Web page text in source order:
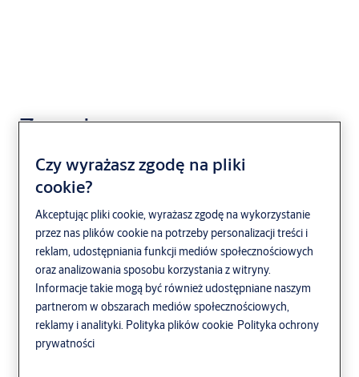
Zamek wpuszczany
wąski Z922BY
Czy wyrażasz zgodę na pliki
cookie?
Akceptując pliki cookie, wyrażasz zgodę na wykorzystanie
przez nas plików cookie na potrzeby personalizacji treści i
reklam, udostępniania funkcji mediów społecznościowych
oraz analizowania sposobu korzystania z witryny.
Informacje takie mogą być również udostępniane naszym
partnerom w obszarach mediów społecznościowych,
reklamy i analityki. Polityka plików cookie Polityka ochrony
prywatności